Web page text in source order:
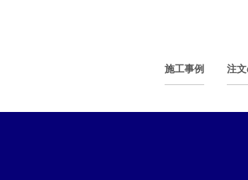
施工事例 注